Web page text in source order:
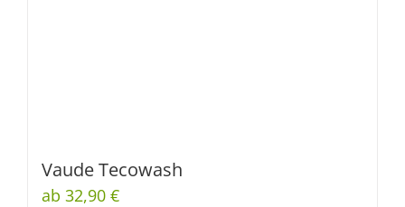
Vaude Tecowash
ab 32,90 €